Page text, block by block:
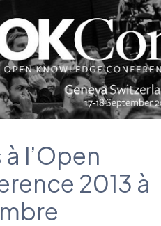
Deutsch
Italiano
Dansk
l’Open
2013 à